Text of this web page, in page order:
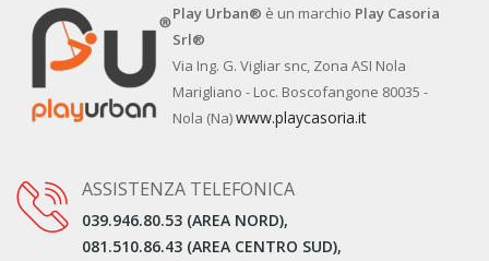
Play Urban® è un marchio Play Casoria
Srl®
Via Ing. G. Vigliar snc, Zona ASI Nola
Marigliano - Loc. Boscofangone 80035 -
Nola (Na)www.playcasoria.it
ASSISTENZA TELEFONICA
039.946.80.53 (AREA NORD),
081.510.86.43 (AREA CENTRO SUD),